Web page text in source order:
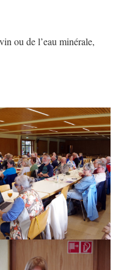
ou de l’eau minérale,